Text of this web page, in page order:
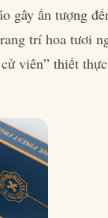
gây ấn tượng
trí hoa tươi
viên” thiết